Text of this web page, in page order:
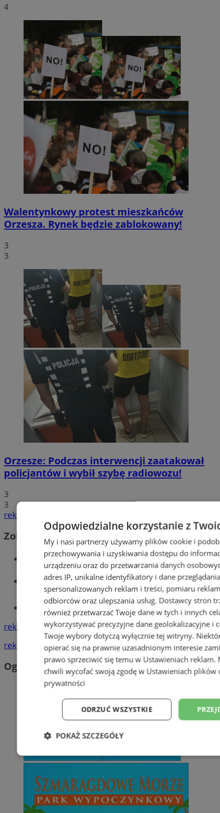
4
Walentynkowy protest mieszkańców
Orzesza. Rynek będzie zablokowany!
3
3
Orzesze: Podczas interwencji zaatakował
policjantów i wybił szybę radiowozu!
3
3
reklama
Zobacz również
Wiadomości kryminalne w Orzeszu
Wiadomości lokalne
Tworzenie stron www - Orzesze
reklama
reklama
Ogłoszenia
Odpowiedzialne korzystanie z
My i nasi partnerzy używamy plików cookie i
przechowywania i uzyskiwania dostępu do
urządzeniu oraz do przetwarzania danych
adres IP, unikalne identyfikatory i dane
spersonalizowanych reklam i treści, pomiaru
odbiorców oraz ulepszania usług. Dostawcy stron
również przetwarzać Twoje dane w tych i innych
wykorzystywać precyzyjne dane geolokalizacyjne i
Twoje wybory dotyczą wyłącznie tej witryny.
opierać się na prawnie uzasadnionym interesie
prawo sprzeciwić się temu w Ustawieniach reklam.
chwili wycofać swoją zgodę w Ustawieniach plików
prywatności
ODRZUĆ WSZYSTKIE
POKAŻ SZCZEGÓŁY
Niezbędne Wydajność
Niesklasyfikowane